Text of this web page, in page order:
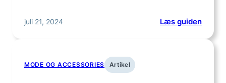
juli 21, 2024 Læs guiden:
MODE OG ACCESSORIES Artikel